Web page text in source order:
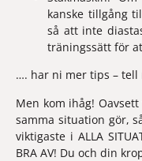
kanske tillgång
så att inte
träningssätt för
…. har ni mer tips – tell
Men kom ihåg!
samma situation gör,
viktigaste i ALLA
BRA AV! Du och din